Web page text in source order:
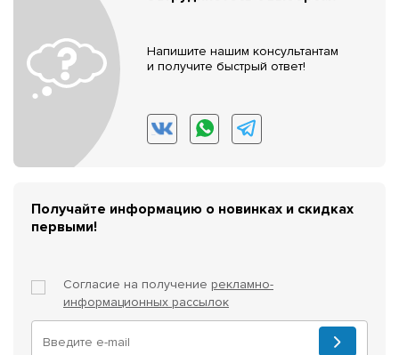
Напишите нашим консультантам
и получите быстрый ответ!
Получайте информацию о новинках и скидках
первыми!
Согласие на получение рекламно-
информационных рассылок